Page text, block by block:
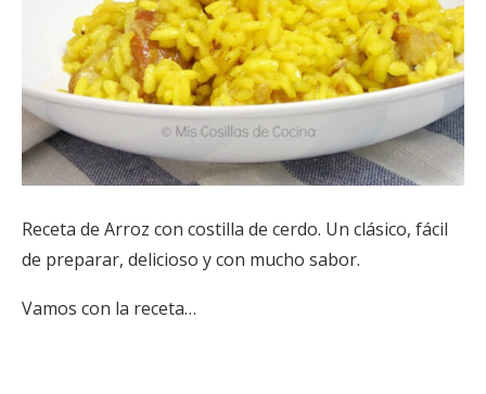
Receta de Arroz con costilla de cerdo. Un clásico, fácil
de preparar, delicioso y con mucho sabor.
Vamos con la receta…